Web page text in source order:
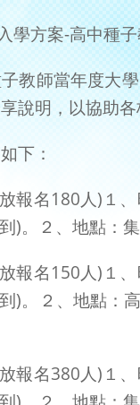
學方案-高中種
教師當年度大
說明，以協助各
下：
報名180人)１
)。２、地點：
報名150人)１
)。２、地點：
報名380人)１